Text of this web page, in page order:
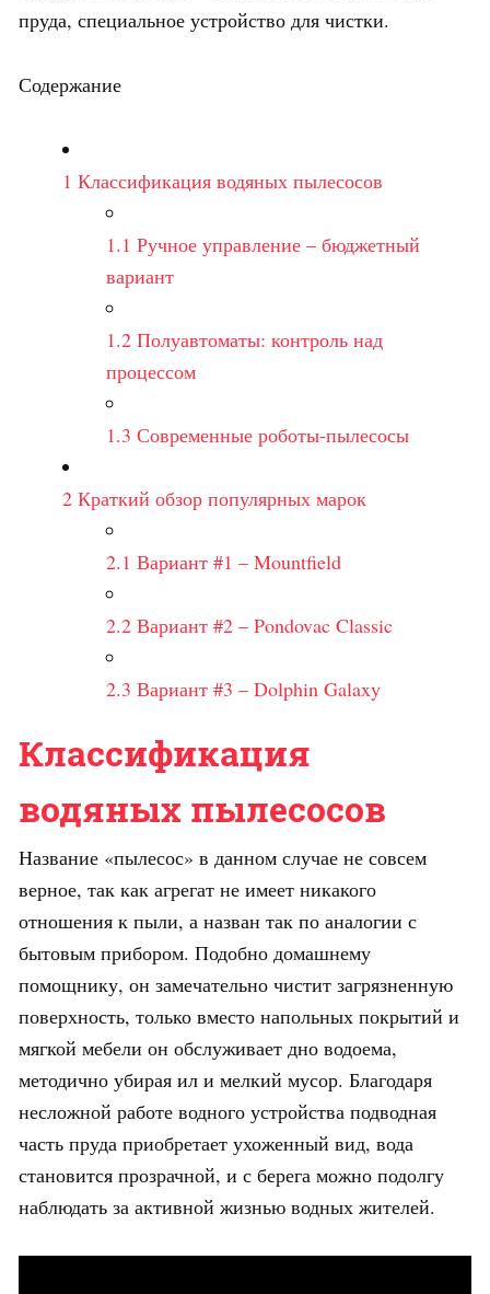
пруда, специальное устройство для чистки.
Содержание
1 Классификация водяных пылесосов
1.1 Ручное управление – бюджетный
вариант
1.2 Полуавтоматы: контроль над
процессом
1.3 Современные роботы-пылесосы
2 Краткий обзор популярных марок
2.1 Вариант #1 – Mountfield
2.2 Вариант #2 – Pondovac Classic
2.3 Вариант #3 – Dolphin Galaxy
Классификация
водяных пылесосов
Название «пылесос» в данном случае не совсем
верное, так как агрегат не имеет никакого
отношения к пыли, а назван так по аналогии с
бытовым прибором. Подобно домашнему
помощнику, он замечательно чистит загрязненную
поверхность, только вместо напольных покрытий и
мягкой мебели он обслуживает дно водоема,
методично убирая ил и мелкий мусор. Благодаря
несложной работе водного устройства подводная
часть пруда приобретает ухоженный вид, вода
становится прозрачной, и с берега можно подолгу
наблюдать за активной жизнью водных жителей.